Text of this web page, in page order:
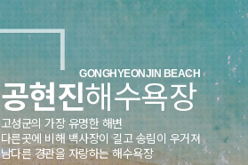
GONGHYEONJIN BEACH
공현진해수욕장
고성군의 가장 유명한 해변
다른곳에 비해 백사장이 길고 송림이 우거져
남다른 경관을 자랑하는 해수욕장